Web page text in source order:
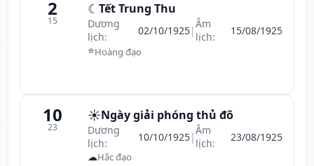
2
15
☾ Tết Trung Thu
Dương
lịch:
02/10/1925|Âm
lịch:
15/08/1925
⭐Hoàng đạo
10
23
☀️Ngày giải phóng thủ đô
Dương
lịch:
10/10/1925|Âm
lịch:
23/08/1925
☁Hắc đạo